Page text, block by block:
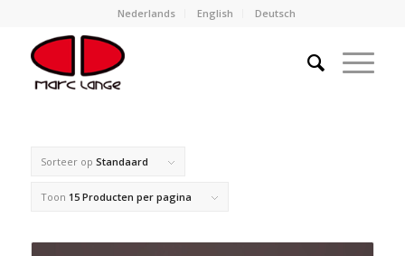
Nederlands English Deutsch
Sorteer op Standaard
Toon 15 Producten per pagina